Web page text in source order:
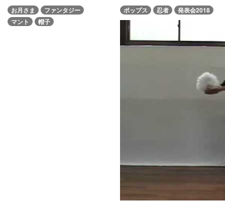
お月さま
ファンタジー
マント
帽子
ポップス 忍者 発表会2018